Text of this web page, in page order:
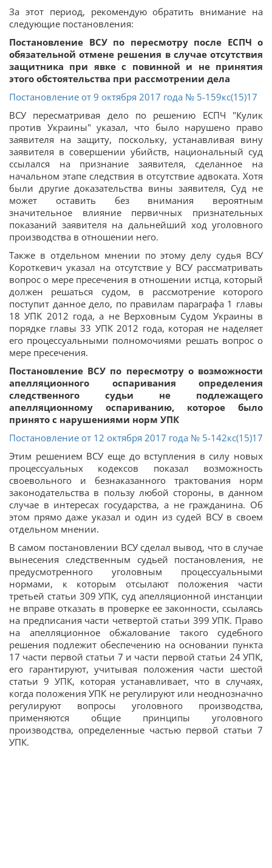
За этот период, рекомендую обратить внимание на
следующие постановления:
Постановление ВСУ по пересмотру после ЕСПЧ о
обязательной отмене решения в случае отсутствия
защитника при явке с повинной и не принятия
этого обстоятельства при рассмотрении дела
Постановление от 9 октября 2017 года № 5-159кс(15)17
ВСУ пересматривая дело по решению ЕСПЧ "Кулик
против Украины" указал, что было нарушено право
заявителя на защиту, поскольку, устанавливая вину
заявителя в совершении убийств, национальный суд
ссылался на признание заявителя, сделанное на
начальном этапе следствия в отсутствие адвоката. Хотя
были другие доказательства вины заявителя, Суд не
может оставить без внимания вероятным
значительное влияние первичных признательных
показаний заявителя на дальнейший ход уголовного
производства в отношении него.
Также в отдельном мнении по этому делу судья ВСУ
Короткевич указал на отсутствие у ВСУ рассматривать
вопрос о мере пресечения в отношении истца, который
должен решаться судом, в рассмотрение которого
поступит данное дело, по правилам параграфа 1 главы
18 УПК 2012 года, а не Верховным Судом Украины в
порядке главы 33 УПК 2012 года, которая не наделяет
его процессуальными полномочиями решать вопрос о
мере пресечения.
Постановление ВСУ по пересмотру о возможности
апелляционного оспаривания определения
следственного судьи не подлежащего
апелляционному оспариванию, которое было
принято с нарушениями норм УПК
Постановление от 12 октября 2017 года № 5-142кс(15)17
Этим решением ВСУ еще до вступления в силу новых
процессуальных кодексов показал возможность
своевольного и безнаказанного трактования норм
законодательства в пользу любой стороны, в данном
случае в интересах государства, а не гражданина. Об
этом прямо даже указал и один из судей ВСУ в своем
отдельном мнении.
В самом постановлении ВСУ сделал вывод, что в случае
вынесения следственным судьей постановления, не
предусмотренного уголовным процессуальными
нормами, к которым отсылают положения части
третьей статьи 309 УПК, суд апелляционной инстанции
не вправе отказать в проверке ее законности, ссылаясь
на предписания части четвертой статьи 399 УПК. Право
на апелляционное обжалование такого судебного
решения подлежит обеспечению на основании пункта
17 части первой статьи 7 и части первой статьи 24 УПК,
его гарантируют, учитывая положения части шестой
статьи 9 УПК, которая устанавливает, что в случаях,
когда положения УПК не регулируют или неоднозначно
регулируют вопросы уголовного производства,
применяются общие принципы уголовного
производства, определенные частью первой статьи 7
УПК.